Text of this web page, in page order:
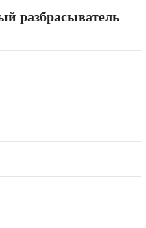
разбрасыватель